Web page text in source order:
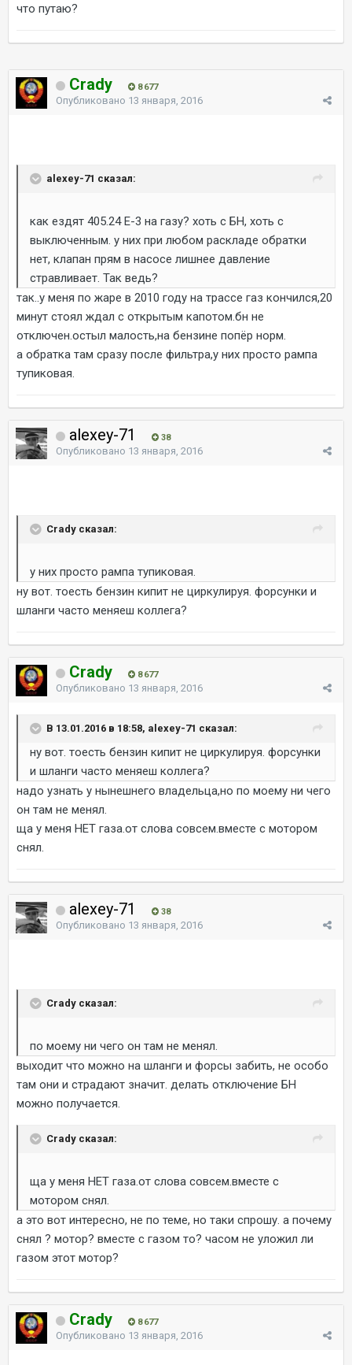
что путаю?
Crady 8 677
Опубликовано 13 января, 2016
alexey-71 сказал:
как ездят 405.24 Е-3 на газу? хоть с БН, хоть с
выключенным. у них при любом раскладе обратки
нет, клапан прям в насосе лишнее давление
стравливает. Так ведь?
так..у меня по жаре в 2010 году на трассе газ кончился,20
минут стоял ждал с открытым капотом.бн не
отключен.остыл малость,на бензине попёр норм.
а обратка там сразу после фильтра,у них просто рампа
тупиковая.
alexey-71 38
Опубликовано 13 января, 2016
Crady сказал:
у них просто рампа тупиковая.
ну вот. тоесть бензин кипит не циркулируя. форсунки и
шланги часто меняеш коллега?
Crady 8 677
Опубликовано 13 января, 2016
В 13.01.2016 в 18:58, alexey-71 сказал:
ну вот. тоесть бензин кипит не циркулируя. форсунки
и шланги часто меняеш коллега?
надо узнать у нынешнего владельца,но по моему ни чего
он там не менял.
ща у меня НЕТ газа.от слова совсем.вместе с мотором
снял.
alexey-71 38
Опубликовано 13 января, 2016
Crady сказал:
по моему ни чего он там не менял.
выходит что можно на шланги и форсы забить, не особо
там они и страдают значит. делать отключение БН
можно получается.
Crady сказал:
ща у меня НЕТ газа.от слова совсем.вместе с
мотором снял.
а это вот интересно, не по теме, но таки спрошу. а почему
снял ? мотор? вместе с газом то? часом не уложил ли
газом этот мотор?
Crady 8 677
Опубликовано 13 января, 2016